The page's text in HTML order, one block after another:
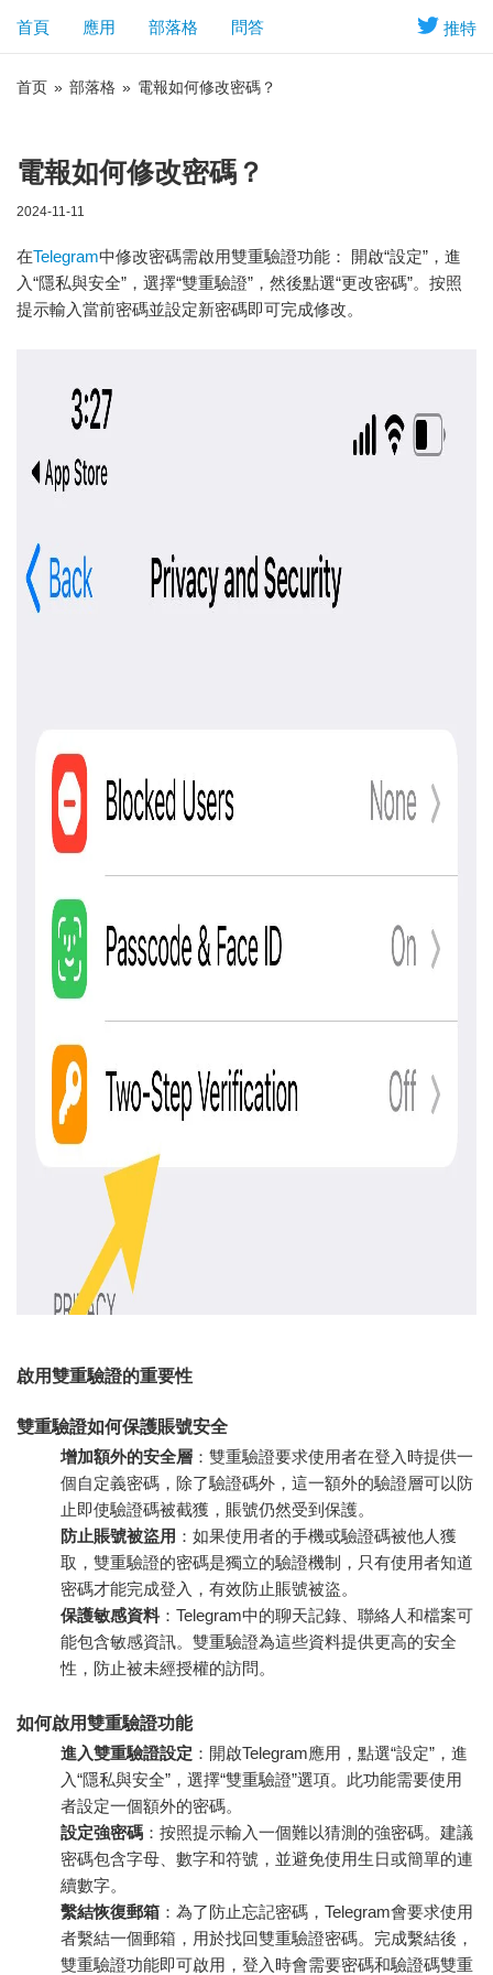
推特
首頁 應用 部落格 問答
首页 » 部落格 » 電報如何修改密碼？
電報如何修改密碼？
2024-11-11
在Telegram中修改密碼需啟用雙重驗證功能： 開啟“設定”，進
入“隱私與安全”，選擇“雙重驗證”，然後點選“更改密碼”。按照
提示輸入當前密碼並設定新密碼即可完成修改。
啟用雙重驗證的重要性
雙重驗證如何保護賬號安全
增加額外的安全層 ：雙重驗證要求使用者在登入時提供一
個自定義密碼，除了驗證碼外，這一額外的驗證層可以防
止即使驗證碼被截獲，賬號仍然受到保護。
防止賬號被盜用 ：如果使用者的手機或驗證碼被他人獲
取，雙重驗證的密碼是獨立的驗證機制，只有使用者知道
密碼才能完成登入，有效防止賬號被盜。
保護敏感資料 ：Telegram中的聊天記錄、聯絡人和檔案可
能包含敏感資訊。雙重驗證為這些資料提供更高的安全
性，防止被未經授權的訪問。
如何啟用雙重驗證功能
進入雙重驗證設定 ：開啟Telegram應用，點選“設定”，進
入“隱私與安全”，選擇“雙重驗證”選項。此功能需要使用
者設定一個額外的密碼。
設定強密碼 ：按照提示輸入一個難以猜測的強密碼。建議
密碼包含字母、數字和符號，並避免使用生日或簡單的連
續數字。
繫結恢復郵箱 ：為了防止忘記密碼，Telegram會要求使用
者繫結一個郵箱，用於找回雙重驗證密碼。完成繫結後，
雙重驗證功能即可啟用，登入時會需要密碼和驗證碼雙重